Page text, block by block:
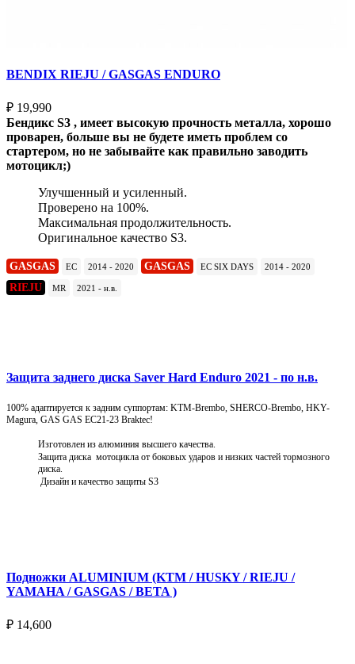
BENDIX RIEJU / GASGAS ENDURO
₽ 19,990
Бендикс S3 , имеет высокую прочность металла, хорошо
проварен, больше вы не будете иметь проблем со
стартером, но не забывайте как правильно заводить
мотоцикл;)
Улучшенный и усиленный.
Проверено на 100%.
Максимальная продолжительность.
Оригинальное качество S3.
GASGAS EC 2014 - 2020 GASGAS EC SIX DAYS 2014 - 2020
RIEJU MR 2021 - н.в.
Защита заднего диска Saver Hard Enduro 2021 - по н.в.
100% адаптируется к задним суппортам: KTM-Brembo, SHERCO-Brembo, HKY-
Magura, GAS GAS EC21-23 Braktec!
Изготовлен из алюминия высшего качества.
Защита диска мотоцикла от боковых ударов и низких частей тормозного
диска.
Дизайн и качество защиты S3
Подножки ALUMINIUM (KTM / HUSKY / RIEJU /
YAMAHA / GASGAS / BETA )
₽ 14,600